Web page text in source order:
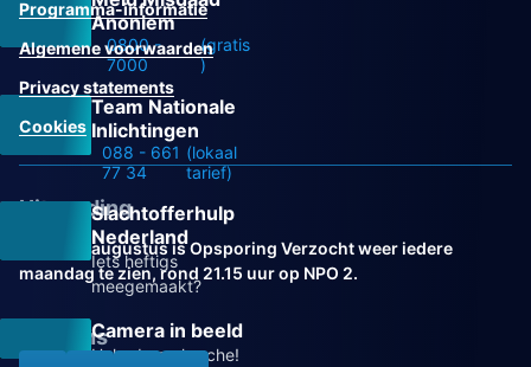
Anoniem
0800 -
7000
(gratis
)
Team Nationale
Inlichtingen
088 - 661
77 34
(lokaal
tarief)
Slachtofferhulp
Nederland
Iets heftigs
meegemaakt?
Camera in beeld
Help de recherche!
Programma-informatie
Algemene voorwaarden
Privacy statements
Cookies
Uitzending
Vanaf 31 augustus is Opsporing Verzocht weer iedere
maandag te zien, rond 21.15 uur op NPO 2.
Volg ons